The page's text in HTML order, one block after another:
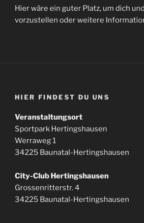
Hier wäre ein guter Platz, um dich
vorzustellen oder weitere
HIER FINDEST DU UNS
Veranstaltungsort
Sportpark Hertingshausen
Werraweg 1
34225 Baunatal-Hertingshausen
City-Club Hertingshausen
Grossenritterstr. 4
34225 Baunatal-Hertingshausen